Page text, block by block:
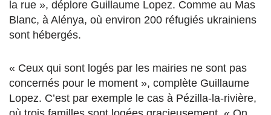
la rue », déplore Guillaume Lopez. Comme au Mas
Blanc, à Alénya, où environ 200 réfugiés ukrainiens
sont hébergés.
« Ceux qui sont logés par les mairies ne sont pas
concernés pour le moment », complète Guillaume
Lopez. C’est par exemple le cas à Pézilla-la-rivière,